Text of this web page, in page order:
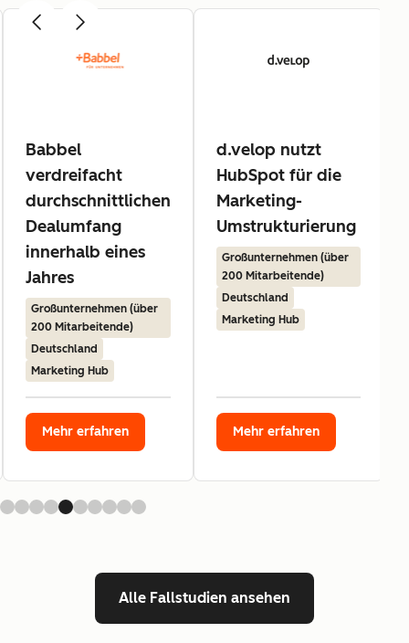
Babbel
verdreifacht
durchschnittlichen
Dealumfang
innerhalb eines
Jahres
Großunternehmen (über
200 Mitarbeitende)
Deutschland
Marketing Hub
Mehr erfahren
d.velop nutzt
HubSpot für die
Marketing-
Umstrukturierung
Großunternehmen (über
200 Mitarbeitende)
Deutschland
Marketing Hub
Mehr erfahren
Alle Fallstudien ansehen